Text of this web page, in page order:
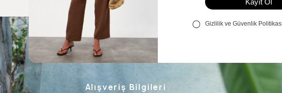
Alışveriş Bilgileri